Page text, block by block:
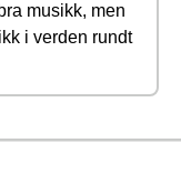
musikk, men
i verden rundt